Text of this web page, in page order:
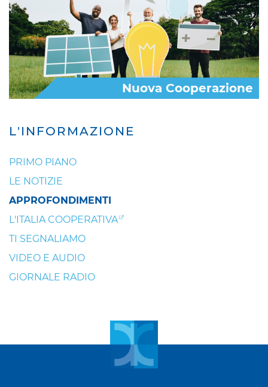
L'INFORMAZIONE
PRIMO PIANO
LE NOTIZIE
APPROFONDIMENTI
L'ITALIA COOPERATIVA
TI SEGNALIAMO
VIDEO E AUDIO
GIORNALE RADIO
Nuova Cooperazione